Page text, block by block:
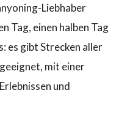
Liebhaber
Tag, einen halben Tag
es gibt Strecken aller
mit einer
und